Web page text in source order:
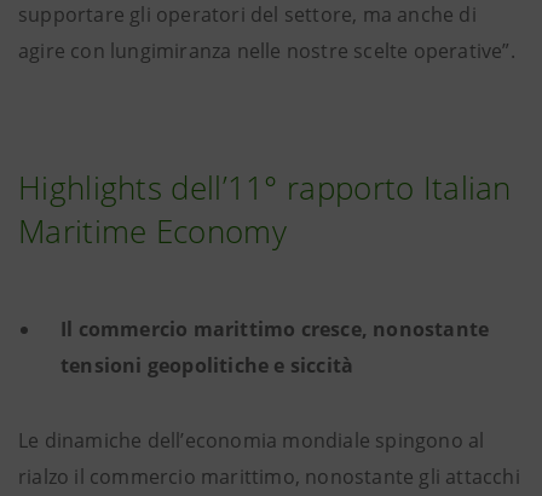
supportare gli operatori del settore, ma anche di
agire con lungimiranza nelle nostre scelte operative”.
Highlights dell’11° rapporto Italian
Maritime Economy
Il commercio marittimo cresce, nonostante
tensioni geopolitiche e siccità
Le dinamiche dell’economia mondiale spingono al
rialzo il commercio marittimo, nonostante gli attacchi